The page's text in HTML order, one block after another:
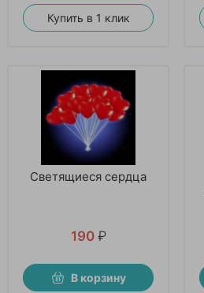
Купить в 1 клик
Светящиеся сердца
190 ₽
В корзину